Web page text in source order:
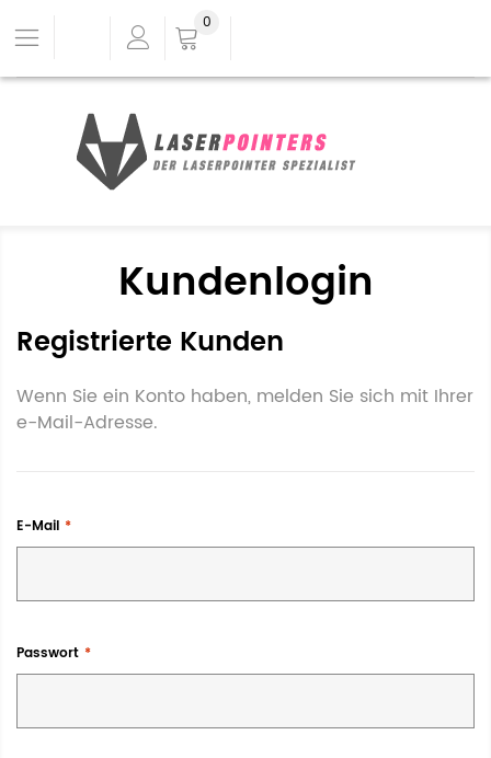
0
Kundenlogin
Registrierte Kunden
Wenn Sie ein Konto haben, melden Sie sich mit Ihrer
e-Mail-Adresse.
E-Mail
Passwort